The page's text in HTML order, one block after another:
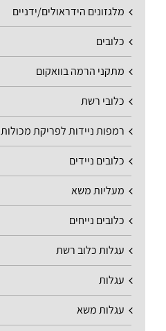
מלגזונים הידראולים/ידניים
כלובים
מתקני הרמה בוואקום
כלובי רשת
רמפות ניידות לפריקת מכולות
כלובים ניידים
מעליות משא
כלובים נייחים
עגלות כלוב רשת
עגלות
עגלות משא